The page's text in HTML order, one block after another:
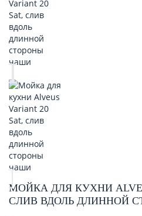
МОЙКА ДЛЯ КУХНИ
СЛИВ ВДОЛЬ ДЛИННОЙ